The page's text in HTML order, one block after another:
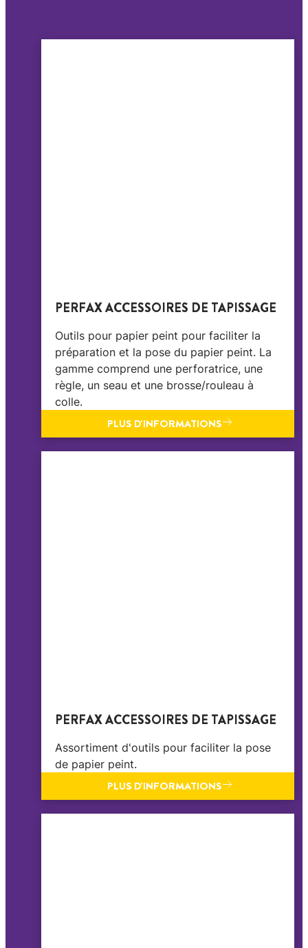
PERFAX ACCESSOIRES DE TAPISSAGE
Outils pour papier peint pour faciliter la
préparation et la pose du papier peint. La
gamme comprend une perforatrice, une
règle, un seau et une brosse/rouleau à
colle.
PLUS D'INFORMATIONS
PERFAX ACCESSOIRES DE TAPISSAGE
Assortiment d'outils pour faciliter la pose
de papier peint.
PLUS D'INFORMATIONS